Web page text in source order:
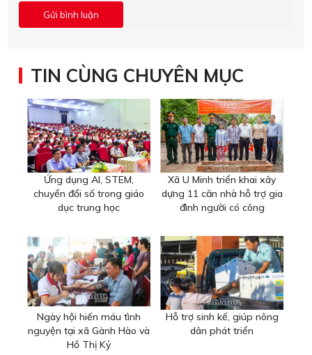
TIN CÙNG CHUYÊN MỤC
Ứng dụng AI, STEM,
chuyển đổi số trong giáo
dục trung học
Xã U Minh triển khai xây
dựng 11 căn nhà hỗ trợ gia
đình người có công
Ngày hội hiến máu tình
nguyện tại xã Gành Hào và
Hồ Thị Kỷ
Hỗ trợ sinh kế, giúp nông
dân phát triển